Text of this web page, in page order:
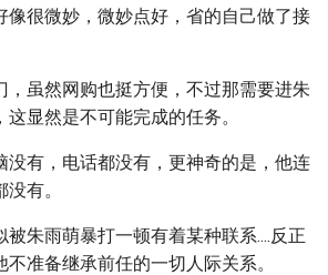
像很微妙，微妙点好，省的自己做了接
，虽然网购也挺方便，不过那需要进朱
显然是不可能完成的任务。
没有，电话都没有，更神奇的是，他连
有。
朱雨萌暴打一顿有着某种联系....反正
准备继承前任的一切人际关系。